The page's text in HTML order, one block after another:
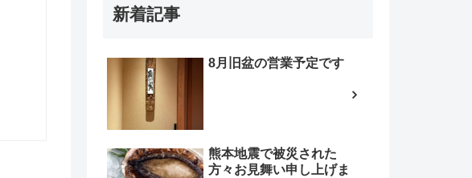
新着記事
8月旧盆の営業予定です
熊本地震で被災された
方々お見舞い申し上げま